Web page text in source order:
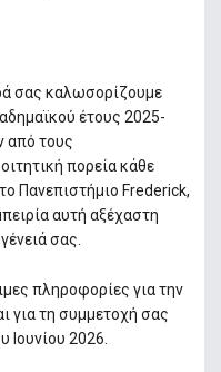
σας καλωσορίζουμε
έτους 2025-
από τους
πορεία κάθε
Πανεπιστήμιο Frederick,
αυτή αξέχαστη
σας.
πληροφορίες για την
τη συμμετοχή σας
2026.